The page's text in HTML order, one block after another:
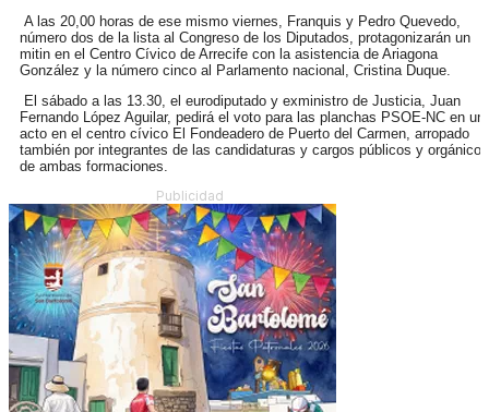
A las 20,00 horas de ese mismo viernes, Franquis y Pedro Quevedo,
número dos de la lista al Congreso de los Diputados, protagonizarán un
mitin en el Centro Cívico de Arrecife con la asistencia de Ariagona
González y la número cinco al Parlamento nacional, Cristina Duque.
El sábado a las 13.30, el eurodiputado y exministro de Justicia, Juan
Fernando López Aguilar, pedirá el voto para las planchas PSOE-NC en un
acto en el centro cívico El Fondeadero de Puerto del Carmen, arropado
también por integrantes de las candidaturas y cargos públicos y orgánicos
de ambas formaciones.
Publicidad